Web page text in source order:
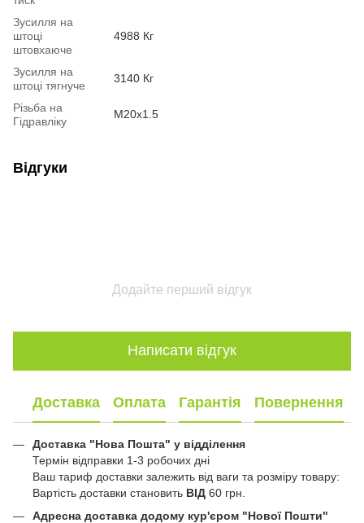
Зусилля на
штоці
штовхаюче
4988 Кг
Зусилля на
штоці тягнуче
3140 Кг
Різьба на
Гідравліку
М20х1.5
Відгуки
Додайте перший відгук
Написати відгук
Доставка Оплата Гарантія Повернення
Доставка "Нова Пошта" у відділення
Термін відправки 1-3 робочих дні
Ваш тариф доставки залежить від ваги та розміру товару:
Вартість доставки становить ВІД 60 грн.
Адресна доставка додому кур'єром "Нової Пошти"